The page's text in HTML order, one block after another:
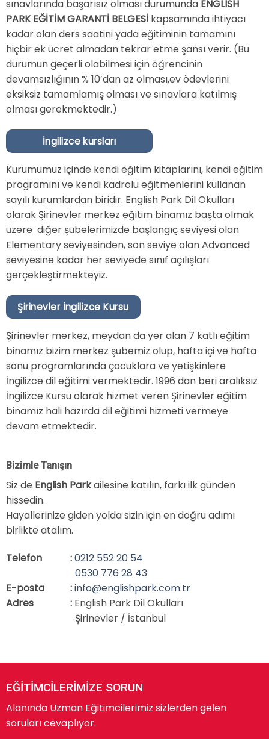
sınavlarında başarısız olması durumunda ENGLISH
PARK EĞİTİM GARANTİ BELGESİkapsamında ihtiyacı
kadar olan ders saatini yada eğitiminin tamamını
hiçbir ek ücret almadan tekrar etme şansı verir. (Bu
durumun geçerli olabilmesi için öğrencinin
devamsızlığının % 10’dan az olması,ev ödevlerini
eksiksiz tamamlamış olması ve sınavlara katılmış
olması gerekmektedir.)
İngilizce kursları
Kurumumuz içinde kendi eğitim kitaplarını, kendi eğitim
programını ve kendi kadrolu eğitmenlerini kullanan
sayılı kurumlardan biridir. English Park Dil Okulları
olarak Şirinevler merkez eğitim binamız başta olmak
üzere diğer şubelerimizde başlangıç seviyesi olan
Elementary seviyesinden, son seviye olan Advanced
seviyesine kadar her seviyede sınıf açılışları
gerçekleştirmekteyiz.
Şirinevler İngilizce Kursu
Şirinevler merkez, meydan da yer alan 7 katlı eğitim
binamız bizim merkez şubemiz olup, hafta içi ve hafta
sonu programlarında çocuklara ve yetişkinlere
İngilizce dil eğitimi vermektedir. 1996 dan beri aralıksız
İngilizce Kursu olarak hizmet veren Şirinevler eğitim
binamız hali hazırda dil eğitimi hizmeti vermeye
devam etmektedir.
Bizimle Tanışın
Siz de English Parkailesine katılın, farkı ilk günden
hissedin.
Hayallerinize giden yolda sizin için en doğru adımı
birlikte atalım.
Telefon
E-posta
Adres
:0212 552 20 54
0530 776 28 43
:info@englishpark.com.tr
: English Park Dil Okulları
Şirinevler / İstanbul
EĞİTİMCİLERİMİZE SORUN
Alanında Uzman Eğitimcilerimiz sizlerden gelen
soruları cevaplıyor.